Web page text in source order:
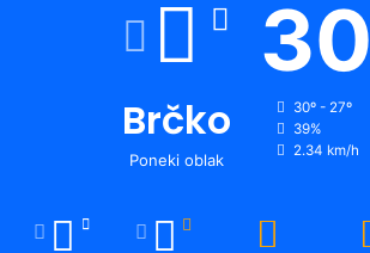
Brčko
Poneki oblak
30
30º - 27º
39%
2.34 km/h